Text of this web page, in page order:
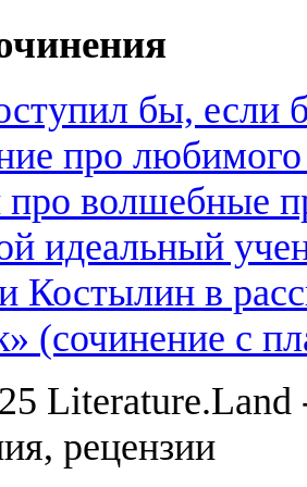
бы,
про
про волшебные
идеальный
в
(сочинение с
Literature.Land
рецензии